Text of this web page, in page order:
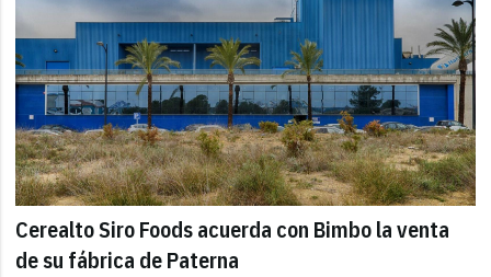
Cerealto Siro Foods acuerda con Bimbo la venta
de su fábrica de Paterna